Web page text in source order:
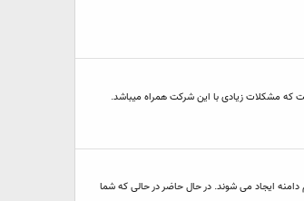
که مشکلات زیادی با این شرکت همراه میباشد.
ایجاد می شوند. در حال حاضر در حالی که شما